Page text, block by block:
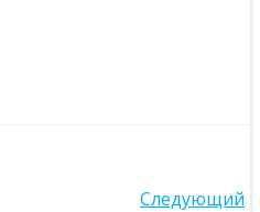
Следующий